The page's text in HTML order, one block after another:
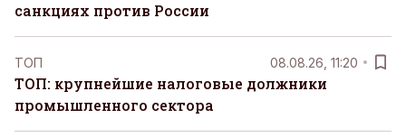
санкциях против России
ТОП 08.08.26, 11:20
ТОП: крупнейшие налоговые должники
промышленного сектора